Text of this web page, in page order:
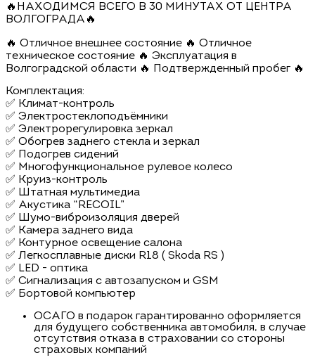
🔥НАХОДИМСЯ ВСЕГО В 30 МИНУТАХ ОТ ЦЕНТРА
ВОЛГОГРАДА🔥
🔥 Отличное внешнее состояние 🔥 Отличное
техническое состояние 🔥 Эксплуатация в
Волгоградской области 🔥 Подтвержденный пробег 🔥
Комплектация:
✅ Климат-контроль
✅ Электростеклоподъёмники
✅ Электрорегулировка зеркал
✅ Обогрев заднего стекла и зеркал
✅ Подогрев сидений
✅ Многофункциональное рулевое колесо
✅ Круиз-контроль
✅ Штатная мультимедиа
✅ Акустика “RECOIL”
✅ Шумо-виброизоляция дверей
✅ Камера заднего вида
✅ Контурное освещение салона
✅ Легкосплавные диски R18 ( Skoda RS )
✅ LED - оптика
✅ Сигнализация с автозапуском и GSM
✅ Бортовой компьютер
ОСАГО в подарок гарантированно оформляется
для будущего собственника автомобиля, в случае
отсутствия отказа в страховании со стороны
страховых компаний